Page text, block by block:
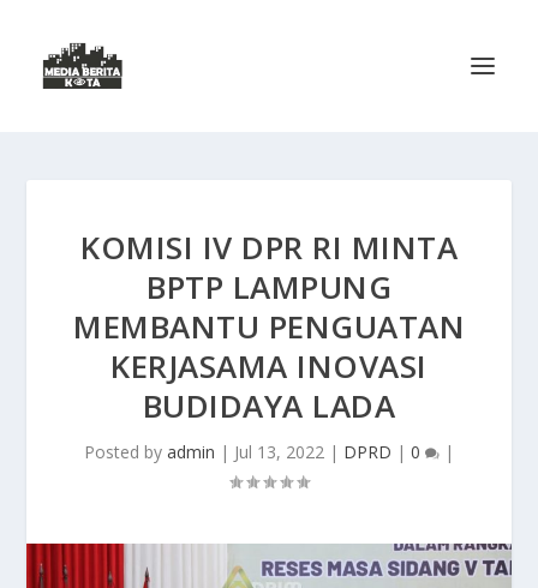
KOMISI IV DPR RI MINTA
BPTP LAMPUNG
MEMBANTU PENGUATAN
KERJASAMA INOVASI
BUDIDAYA LADA
Posted by admin | Jul 13, 2022 | DPRD | 0 |